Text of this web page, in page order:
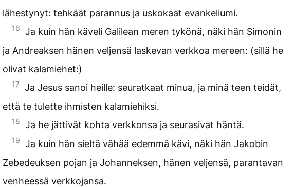
lähestynyt: tehkäät parannus ja uskokaat evankeliumi.
16
Ja kuin hän käveli Galilean meren tykönä, näki hän Simonin
ja Andreaksen hänen veljensä laskevan verkkoa mereen: (sillä he
olivat kalamiehet:)
17 Ja Jesus sanoi heille: seuratkaat minua, ja minä teen teidät,
että te tulette ihmisten kalamiehiksi.
18 Ja he jättivät kohta verkkonsa ja seurasivat häntä.
19
Ja kuin hän sieltä vähää edemmä kävi, näki hän Jakobin
Zebedeuksen pojan ja Johanneksen, hänen veljensä, parantavan
venheessä verkkojansa.